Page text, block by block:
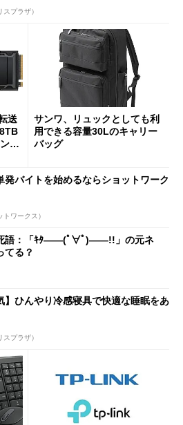
プラザ）
送
ク
サンワ、リュックとしても利
用できる容量30Lのキャリー
バッグ
発バイトを始めるならショットワーク
ワークス）
語：「ｷﾀ――(ﾟ∀ﾟ)――!!」の元ネ
てる？
】ひんやり冷感寝具で快適な睡眠をあ
プラザ）